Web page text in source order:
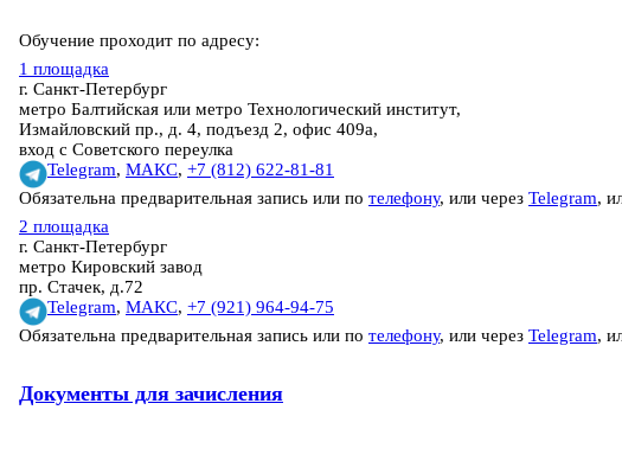
Обучение проходит по адресу:
1 площадка
г. Санкт-Петербург
метро Балтийская или метро Технологический институт,
Измайловский пр., д. 4, подъезд 2, офис 409а,
вход с Советского переулка
Telegram, МАКС, +7 (812) 622-81-81
Обязательна предварительная запись или по телефону, или через Telegram,
2 площадка
г. Санкт-Петербург
метро Кировский завод
пр. Стачек, д.72
Telegram, МАКС, +7 (921) 964-94-75
Обязательна предварительная запись или по телефону, или через Telegram,
Документы для зачисления